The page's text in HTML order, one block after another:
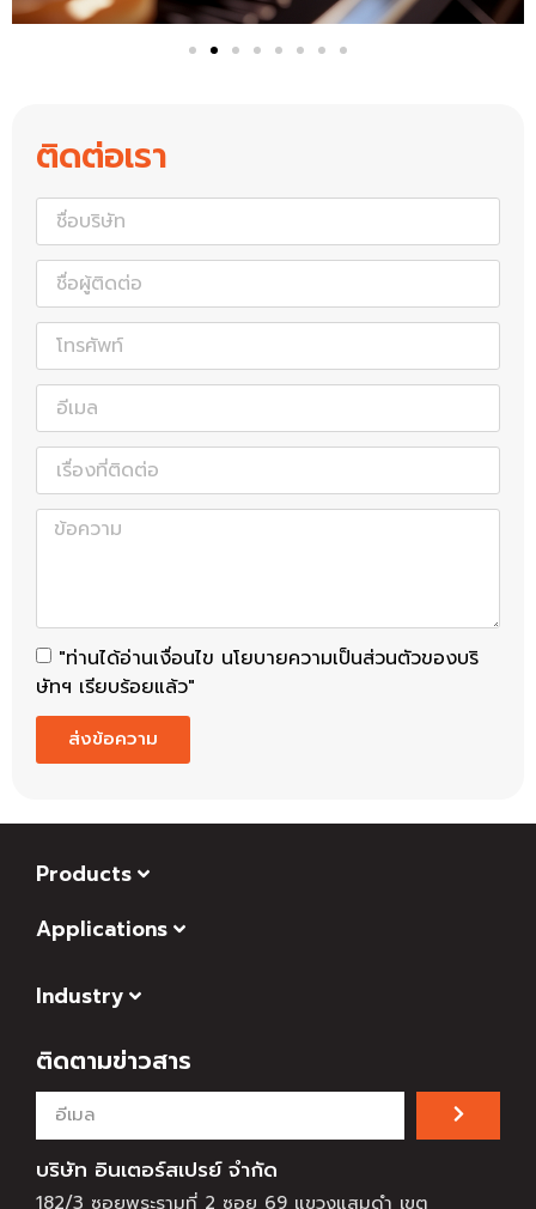
ติดต่อเรา
"ท่านได้อ่านเงื่อนไข นโยบายความเป็นส่วนตัวของบริ
ษัทฯ เรียบร้อยแล้ว"
ส่งข้อความ
Products
Applications
Industry
ติดตามข่าวสาร
บริษัท อินเตอร์สเปรย์ จำกัด
182/3 ซอยพระรามที่ 2 ซอย 69 แขวงแสมดำ เขต